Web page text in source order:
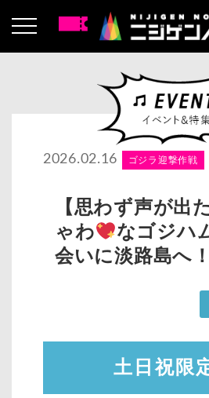
2026.02.16 ゴジラ迎撃作戦
【思わず声が出
ゃわ
なゴジハ
会いに淡路島へ！
土日祝限